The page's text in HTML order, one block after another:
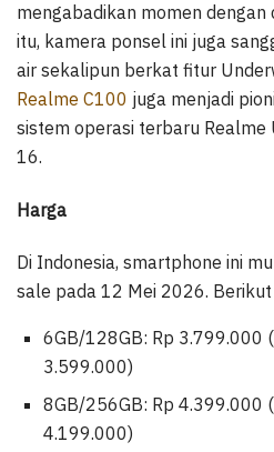
mengabadikan momen
itu, kamera ponsel ini juga
air sekalipun berkat fitur
Realme C100 juga menjadi
sistem operasi terbaru Realme
16.
Harga
Di Indonesia, smartphone ini
sale pada 12 Mei 2026.
6GB/128GB: Rp 3.799.000
3.599.000)
8GB/256GB: Rp 4.399.000
4.199.000)